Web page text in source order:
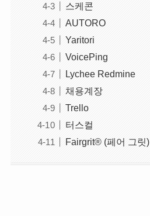
스케콘
AUTORO
Yaritori
VoicePing
Lychee Redmine
채용계장
Trello
터스컬
Fairgrit® (페어 그릿)